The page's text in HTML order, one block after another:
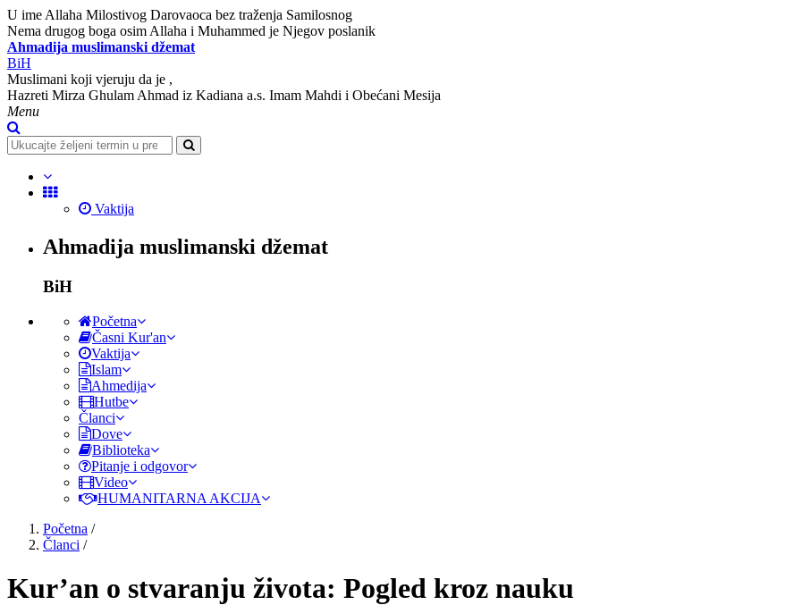
U ime Allaha Milostivog Darovaoca bez traženja Samilosnog
Nema drugog boga osim Allaha i Muhammed je Njegov poslanik
Ahmadija muslimanski džemat
BiH
Muslimani koji vjeruju da je ,
Hazreti Mirza Ghulam Ahmad iz Kadiana a.s. Imam Mahdi i Obećani Mesija
Menu
Vaktija
Ahmadija muslimanski džemat
BiH
Početna
Časni Kur'an
Vaktija
Islam
Ahmedija
Hutbe
Članci
Dove
Biblioteka
Pitanje i odgovor
Video
HUMANITARNA AKCIJA
Početna /
Članci /
Kur’an o stvaranju života: Pogled kroz nauku